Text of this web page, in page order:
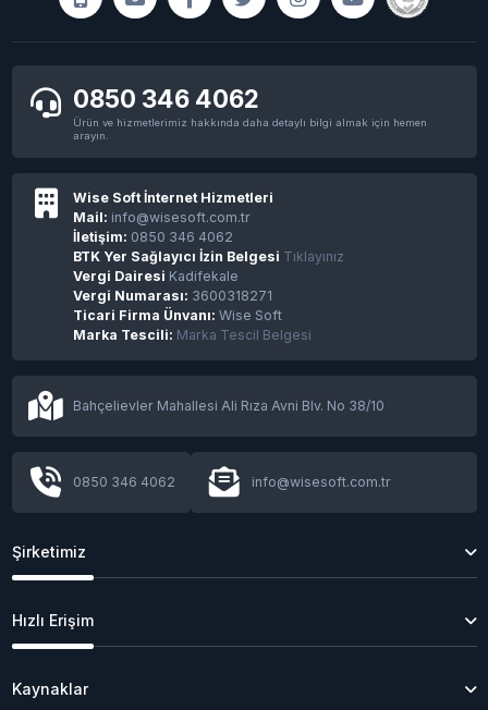
paraşütün kalıntılarını görüntüledi
Finlandiya, ele geçirilen BTC’ler ile Ukrayna’ya
yardım edecek!
testlerine başladı
0850 346 4062
Ürün ve hizmetlerimiz hakkında daha detaylı bilgi almak için hemen
arayın.
Wise Soft İnternet Hizmetleri
Mail: info@wisesoft.com.tr
İletişim: 0850 346 4062
BTK Yer Sağlayıcı İzin Belgesi Tıklayınız
Vergi Dairesi Kadifekale
Vergi Numarası: 3600318271
Ticari Firma Ünvanı: Wise Soft
Marka Tescili: Marka Tescil Belgesi
Bahçelievler Mahallesi Ali Rıza Avni Blv. No 38/10
0850 346 4062 info@wisesoft.com.tr
Şirketimiz
Hızlı Erişim
Kaynaklar